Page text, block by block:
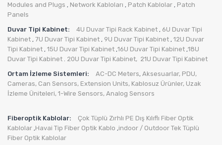
Modules and Plugs , Network Kabloları , Patch Kablolar , Patch
Panels
Duvar Tipi Kabinet:
4U Duvar Tipi Rack Kabinet , 6U Duvar Tipi
Kabinet , 7U Duvar Tipi Kabinet , 9U Duvar Tipi Kabinet , 12U Duvar
Tipi Kabinet , 15U Duvar Tipi Kabinet ,16U Duvar Tipi Kabinet ,18U
Duvar Tipi Kabinet
20U Duvar Tipi Kabinet, 21U Duvar Tipi Kabinet
Ortam İzleme Sistemleri:
AC-DC Meters, Aksesuarlar, PDU,
Cameras, Can Sensors, Extension Units, Kablosuz Ürünler, Uzak
İzleme Üniteleri, 1-Wire Sensors, Analog Sensors
Fiberoptik Kablolar:
Çok Tüplü Zırhlı PE Dış Kılıflı Fiber Optik
Kablolar ,Havai Tip Fiber Optik Kablo ,indoor / Outdoor Tek Tüplü
Fiber Optik Kablolar